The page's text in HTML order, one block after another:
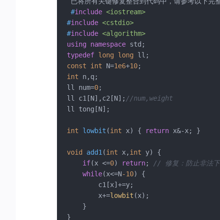
#include <iostream>
#include <cstdio>
#include <algorithm>
using
namespace
typedef long long
const
int N=1e6+10
int n,q;
ll num=0;
ll c1[N],c2[N]; //num,weight
ll tong[N];
int lowbit (int x) { return x&-x; }
void add1 (int x, int y)
{
if(x <=0) return;
// 修复：防止非法
while(x<=N-10) {
        c1[x]+=y;
        x+=
lowbit (x);
    }
}